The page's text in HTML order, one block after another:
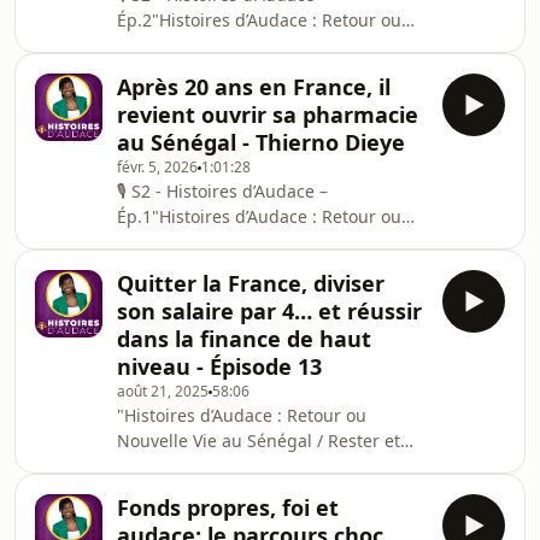
de s’ancrer durablement ici. Cette
émission offre un
Ép.2"Histoires d’Audace : Retour ou
d’émissions et de podcasts qui
explore les parcours inspirants de
ceux qui ont choisi de s’installer,
revenir ou vivre au Sénégal — qu’ils
soient revenus après des années à
l’étranger ou qu’ils aient fait le choix
de s’ancrer durablement ici. Cette
émission offre un
Après 20 ans en France, il
revient ouvrir sa pharmacie
au Sénégal - Thierno Dieye
févr. 5, 2026 1:01:28
🎙 S2 - Histoires d’Audace –
Ép.1"Histoires d’Audace : Retour ou
d’émissions et de podcasts qui
explore les parcours inspirants de
ceux qui ont choisi de s’installer,
revenir ou vivre au Sénégal — qu’ils
soient revenus après des années à
l’étranger ou qu’ils aient fait le choix
de s’ancrer durablement ici. Cette
émission offre un
Quitter la France, diviser
son salaire par 4… et réussir
dans la finance de haut
niveau - Épisode 13
août 21, 2025 58:06
"Histoires d’Audace : Retour ou
Nouvelle Vie au Sénégal / Rester et
explore les parcours inspirants de
Fonds propres, foi et